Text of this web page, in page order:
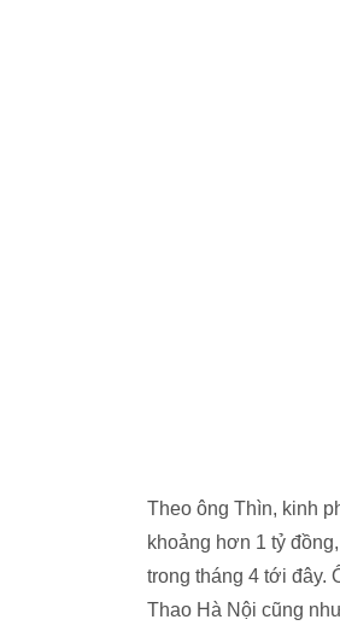
Theo ông Thìn, kinh
khoảng hơn 1 tỷ
trong tháng 4 tới đây.
Thao Hà Nội cũng